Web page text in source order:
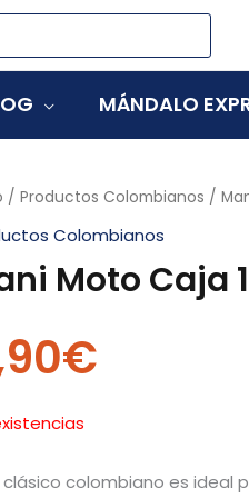
MÁNDALO
/Productos Colombianos /
Colombianos
Moto Caja
€
clásico colombiano es ideal